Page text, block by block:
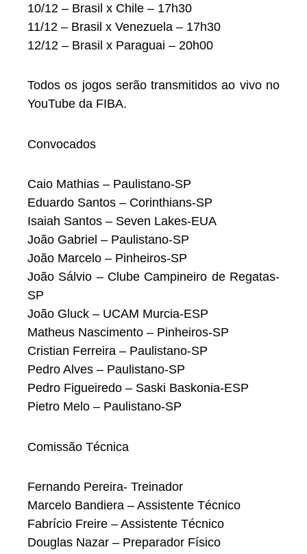
10/12 – Brasil x Chile – 17h30
11/12 – Brasil x Venezuela – 17h30
12/12 – Brasil x Paraguai – 20h00
Todos os jogos serão transmitidos ao vivo no
YouTube da FIBA.
Convocados
Caio Mathias – Paulistano-SP
Eduardo Santos – Corinthians-SP
Isaiah Santos – Seven Lakes-EUA
João Gabriel – Paulistano-SP
João Marcelo – Pinheiros-SP
João Sálvio – Clube Campineiro de Regatas-
SP
João Gluck – UCAM Murcia-ESP
Matheus Nascimento – Pinheiros-SP
Cristian Ferreira – Paulistano-SP
Pedro Alves – Paulistano-SP
Pedro Figueiredo – Saski Baskonia-ESP
Pietro Melo – Paulistano-SP
Comissão Técnica
Fernando Pereira- Treinador
Marcelo Bandiera – Assistente Técnico
Fabrício Freire – Assistente Técnico
Douglas Nazar – Preparador Físico